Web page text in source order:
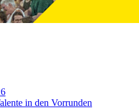
in den Vorrunden